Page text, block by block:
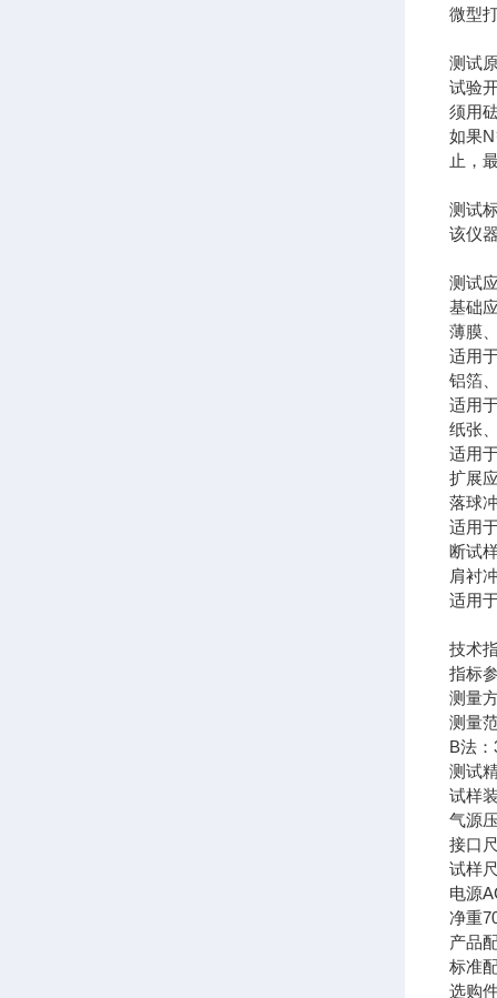
微型
测试
试验
须用
如果
止，
测试
该仪
测试
基础
薄膜
适用
铝箔
适用
纸张
适用
扩展
落球
适用
断试
肩衬
适用
技术
指标
测量
测量
B法
测试
试样
气源
接口
试样
电源
净重
产品
标准
选购